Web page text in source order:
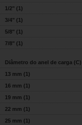
1/2" (1)
3/4" (1)
5/8" (1)
7/8" (1)
Diâmetro do anel de carga (C)
13 mm (1)
16 mm (1)
19 mm (1)
22 mm (1)
25 mm (1)